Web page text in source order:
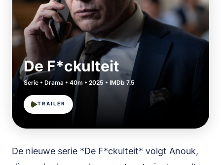
De F*ckulteit
Serie • Drama • 40m • 2025 • IMDb 7.5
TRAILER
De nieuwe serie *De F*ckulteit* volgt Anouk,